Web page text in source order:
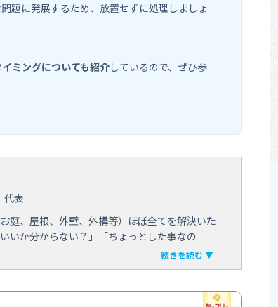
題に発展するため、放置せずに処理しましょ
ミングについても紹介しているので、ぜひ参
表
庭、屋根、外壁、外構等）ほぼ全てを解決いた
いか分からない？」「ちょっとした事なの
続きを読む